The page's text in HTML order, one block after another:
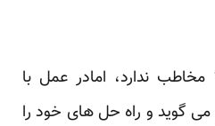
مخاطب ندارد، امادر عمل با
گوید و راه حل های خود را